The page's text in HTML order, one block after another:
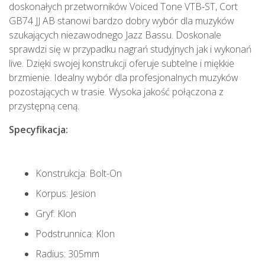
doskonałych przetworników Voiced Tone VTB-ST, Cort
GB74 JJ AB stanowi bardzo dobry wybór dla muzyków
szukających niezawodnego Jazz Bassu. Doskonale
sprawdzi się w przypadku nagrań studyjnych jak i wykonań
live. Dzięki swojej konstrukcji oferuje subtelne i miękkie
brzmienie. Idealny wybór dla profesjonalnych muzyków
pozostających w trasie. Wysoka jakość połączona z
przystępną ceną.
Specyfikacja:
Konstrukcja: Bolt-On
Korpus: Jesion
Gryf: Klon
Podstrunnica: Klon
Radius: 305mm